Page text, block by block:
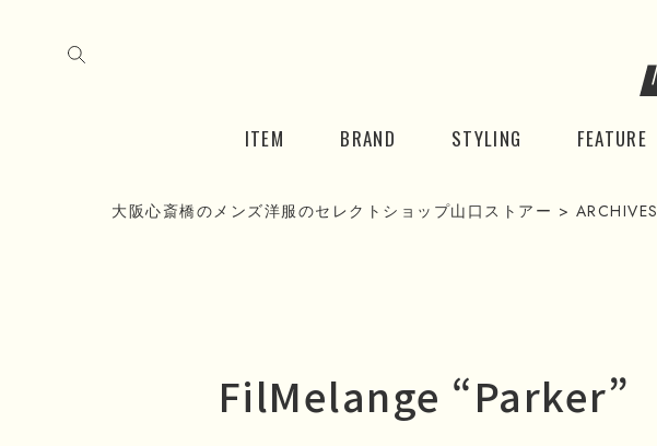
ITEM BRAND STYLING FEATURE
大阪心斎橋のメンズ洋服のセレクトショップ山口ストアー > ARCHIVES
FilMelange “Parker”